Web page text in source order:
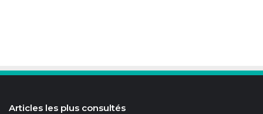
Articles les plus consultés